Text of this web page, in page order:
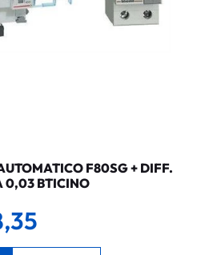
F80SG + DIFF.
0,03 BTICINO